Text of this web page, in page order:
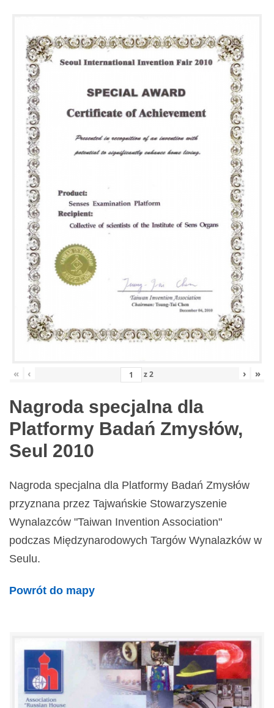
« ‹ z2 › »
Nagroda specjalna dla
Platformy Badań Zmysłów,
Seul 2010
Nagroda specjalna dla Platformy Badań Zmysłów
przyznana przez Tajwańskie Stowarzyszenie
Wynalazców "Taiwan Invention Association"
podczas Międzynarodowych Targów Wynalazków w
Seulu.
Powrót do mapy